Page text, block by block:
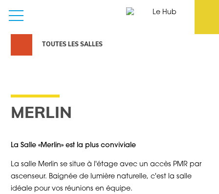
TOUTES LES SALLES
MERLIN
La Salle «Merlin» est la plus conviviale
La salle Merlin se situe à l'étage avec un accès PMR par
ascenseur. Baignée de lumière naturelle, c'est la salle
idéale pour vos réunions en équipe.